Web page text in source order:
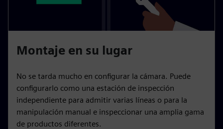
Montaje en su lugar
No se tarda mucho en configurar la cámara. Puede
configurarlo como una estación de inspección
independiente para admitir varias líneas o para la
manipulación manual e inspeccionar una amplia gama
de productos diferentes.